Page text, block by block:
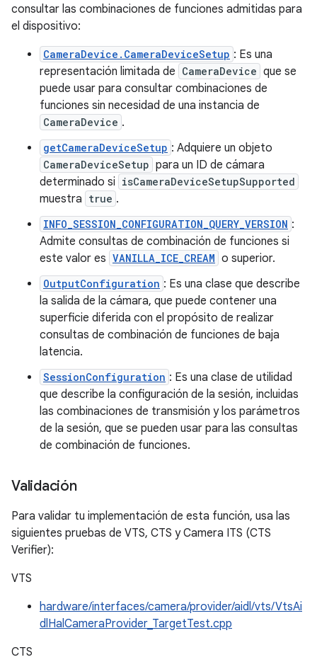
consultar las combinaciones de funciones admitidas para
el dispositivo:
CameraDevice.CameraDeviceSetup : Es una
representación limitada de CameraDevice que se
puede usar para consultar combinaciones de
funciones sin necesidad de una instancia de
CameraDevice .
getCameraDeviceSetup : Adquiere un objeto
CameraDeviceSetup para un ID de cámara
determinado si isCameraDeviceSetupSupported
muestra true .
INFO_SESSION_CONFIGURATION_QUERY_VERSION :
Admite consultas de combinación de funciones si
este valor es VANILLA_ICE_CREAM o superior.
OutputConfiguration : Es una clase que describe
la salida de la cámara, que puede contener una
superficie diferida con el propósito de realizar
consultas de combinación de funciones de baja
latencia.
SessionConfiguration : Es una clase de utilidad
que describe la configuración de la sesión, incluidas
las combinaciones de transmisión y los parámetros
de la sesión, que se pueden usar para las consultas
de combinación de funciones.
Validación
Para validar tu implementación de esta función, usa las
siguientes pruebas de VTS, CTS y Camera ITS (CTS
Verifier):
VTS
hardware/interfaces/camera/provider/aidl/vts/VtsAi
dlHalCameraProvider_TargetTest.cpp
CTS